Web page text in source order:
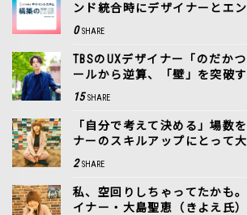
ンド統合時にデザイナーとエ
と
0 SHARE
TBSのUXデザイナー「のだか
ールから逆算、「壁」を突破
ト
15 SHARE
「自分で考えて決める」場数
ナーのスキルアップにとって
恵（きよえ氏）
2 SHARE
私、空回りしちゃってたかも。
イナー・大島聖恵（きよえ氏